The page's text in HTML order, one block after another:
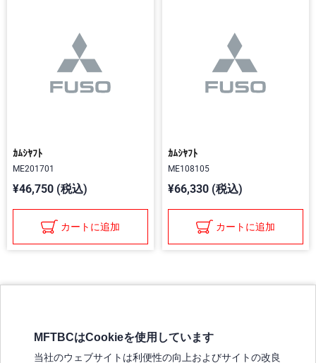
ｶﾑｼﾔﾌﾄ
ME201701
¥46,750 (税込)
カートに追加
ｶﾑｼﾔﾌﾄ
ME108105
¥66,330 (税込)
カートに追加
MFTBCはCookieを使用しています
当社のウェブサイトは利便性の向上およびサイトの改良